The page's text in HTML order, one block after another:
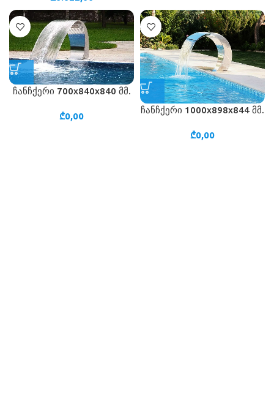
ჩანჩქერი 700х840х840 მმ.
₾0,00
ჩანჩქერი 1000х898х844 მმ.
₾0,00